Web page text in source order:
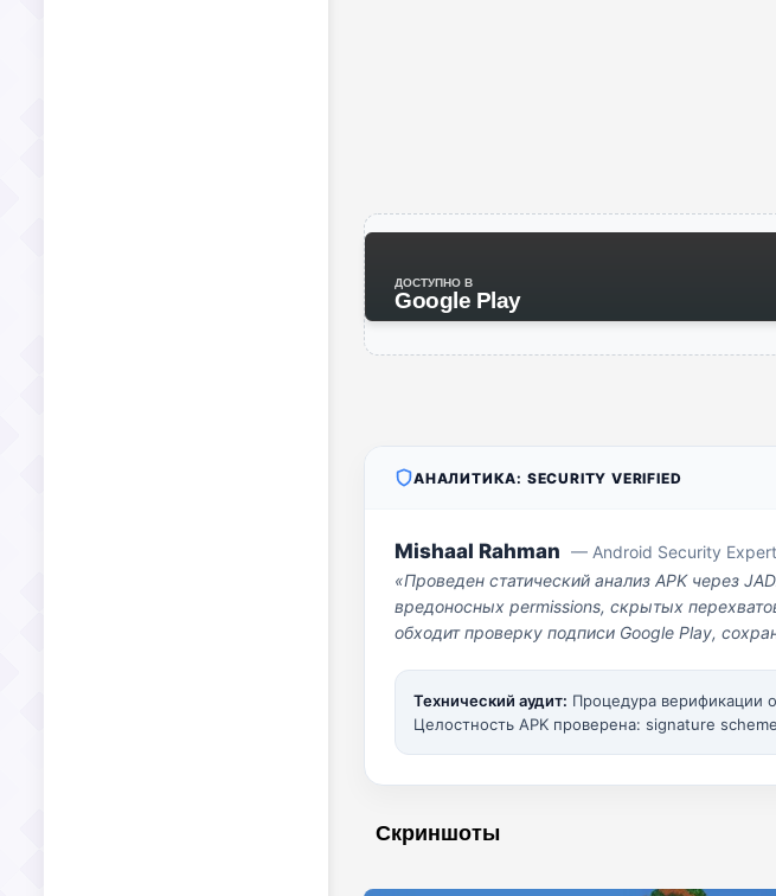
ДОСТУПНО В
Google Play
АНАЛИТИКА: SECURITY VERIFIED
Mishaal Rahman — Android Security Expert
«Проведен статический анализ APK через
вредоносных permissions, скрытых
обходит проверку подписи Google Play,
Технический аудит: Процедура верификации
Целостность APK проверена: signature
Скриншоты